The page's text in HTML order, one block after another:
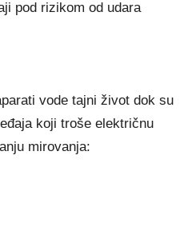
pod rizikom od udara
vode tajni život dok su
koji troše električnu
mirovanja: